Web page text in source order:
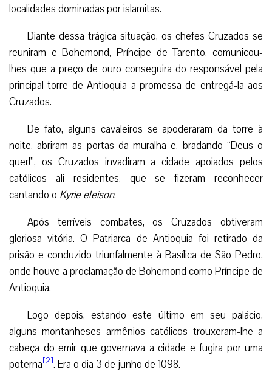
localidades dominadas por islamitas.
Diante dessa trágica situação, os chefes Cruzados se
reuniram e Bohemond, Príncipe de Tarento, comunicou-
lhes que a preço de ouro conseguira do responsável pela
principal torre de Antioquia a promessa de entregá-la aos
Cruzados.
De fato, alguns cavaleiros se apoderaram da torre à
noite, abriram as portas da muralha e, bradando “Deus o
quer!”, os Cruzados invadiram a cidade apoiados pelos
católicos ali residentes, que se fizeram reconhecer
cantando o Kyrie eleison.
Após terríveis combates, os Cruzados obtiveram
gloriosa vitória. O Patriarca de Antioquia foi retirado da
prisão e conduzido triunfalmente à Basílica de São Pedro,
onde houve a proclamação de Bohemond como Príncipe de
Antioquia.
Logo depois, estando este último em seu palácio,
alguns montanheses armênios católicos trouxeram-lhe a
cabeça do emir que governava a cidade e fugira por uma
poterna[2]. Era o dia 3 de junho de 1098.